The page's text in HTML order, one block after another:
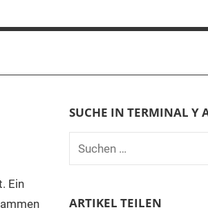
Ein
SUCHE IN TERMINAL Y
Suchen
nach:
ARTIKEL TEILEN